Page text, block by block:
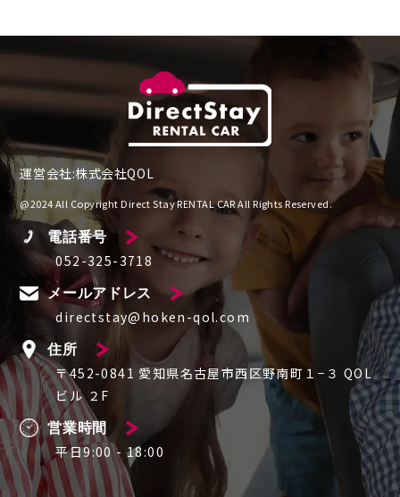
運営会社:株式会社QOL
@2024 All Copyright Direct Stay RENTAL CAR All Rights Reserved.
電話番号
052-325-3718
メールアドレス
directstay@hoken-qol.com
住所
〒452-0841 愛知県名古屋市西区野南町１−３ QOL
ビル ２F
営業時間
平日9:00 - 18:00